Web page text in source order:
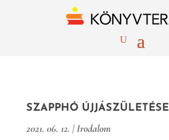
SZAPPHÓ ÚJJÁSZÜLETÉSE
2021. 06. 12. |Irodalom